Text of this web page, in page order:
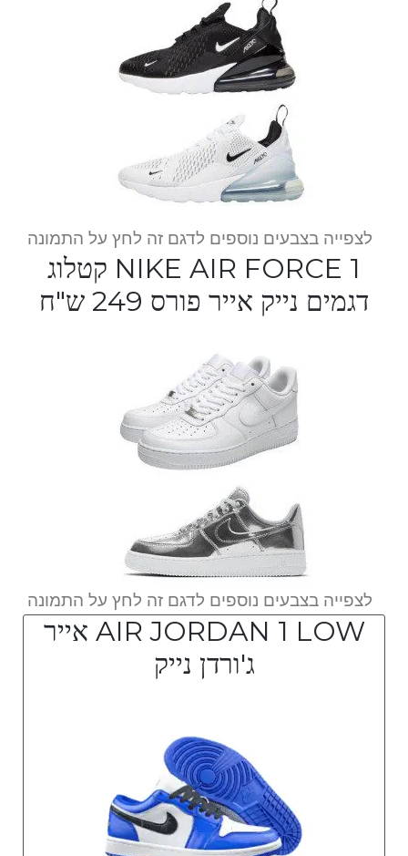
לצפייה בצבעים נוספים לדגם זה לחץ על התמונה
NIKE AIR FORCE 1 קטלוג
דגמים נייק אייר פורס 249 ש"ח
לצפייה בצבעים נוספים לדגם זה לחץ על התמונה
AIR JORDAN 1 LOW אייר
ג'ורדן נייק